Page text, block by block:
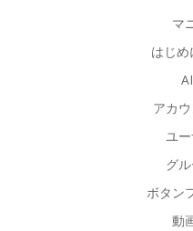
マ
はじ
アカ
ユ
グ
ボタン
動